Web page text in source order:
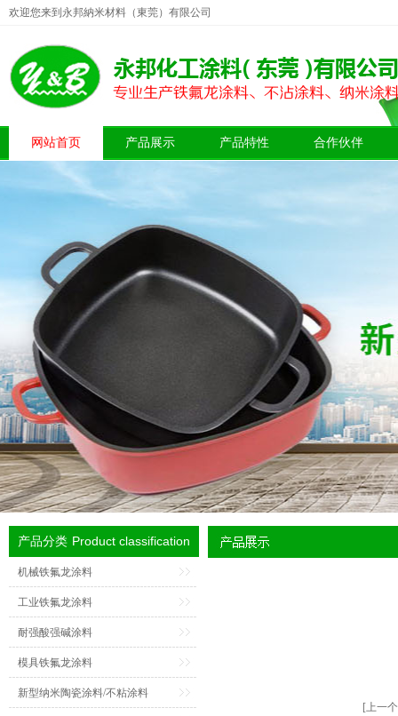
欢迎您来到永邦納米材料（東莞）有限公司
网站首页 产品展示 产品特性 合作伙伴
产品分类 Product classification
机械铁氟龙涂料
工业铁氟龙涂料
耐强酸强碱涂料
模具铁氟龙涂料
新型纳米陶瓷涂料/不粘涂料
[上一